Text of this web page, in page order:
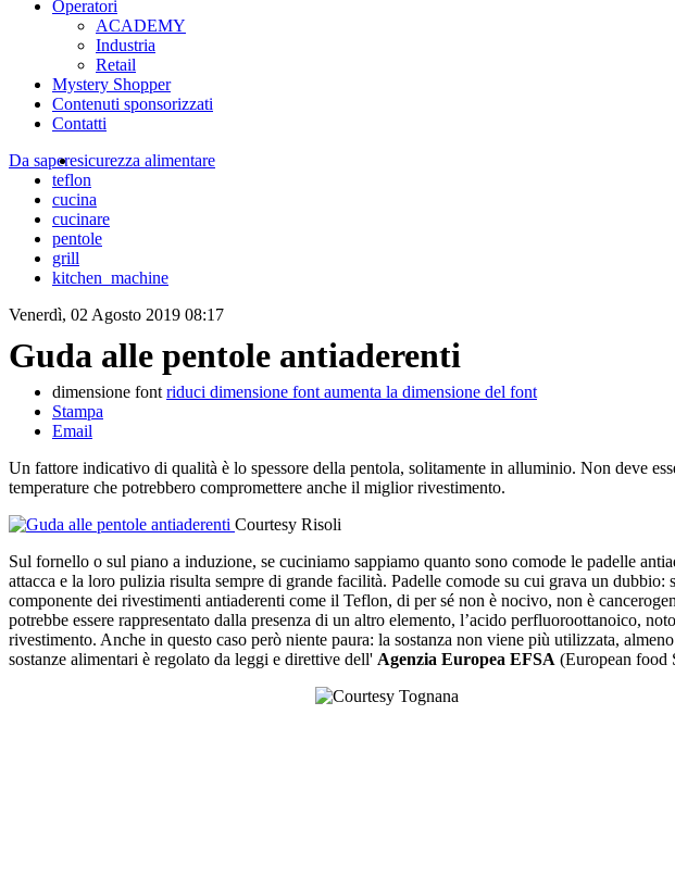
Operatori
ACADEMY
Industria
Retail
Mystery Shopper
Contenuti sponsorizzati
Contatti
Da saperesicurezza alimentare
teflon
cucina
cucinare
pentole
grill
kitchen_machine
Venerdì, 02 Agosto 2019 08:17
Guda alle pentole antiaderenti
dimensione font riduci dimensione font aumenta la dimensione del font
Stampa
Email
Un fattore indicativo di qualità è lo spessore della pentola, solitamente in alluminio. Non deve
temperature che potrebbero compromettere anche il miglior rivestimento.
Courtesy Risoli
Sul fornello o sul piano a induzione, se cuciniamo sappiamo quanto sono comode le padelle
attacca e la loro pulizia risulta sempre di grande facilità. Padelle comode su cui grava un
componente dei rivestimenti antiaderenti come il Teflon, di per sé non è nocivo, non è
potrebbe essere rappresentato dalla presenza di un altro elemento, l’acido perfluoroottanoico,
rivestimento. Anche in questo caso però niente paura: la sostanza non viene più utilizzata,
sostanze alimentari è regolato da leggi e direttive dell' Agenzia Europea EFSA (European food